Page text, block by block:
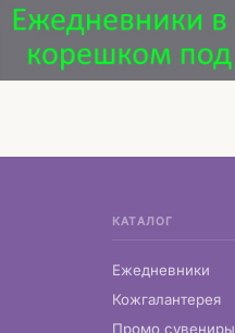
КАТАЛОГ
Ежедневники
Кожгалантерея
Промо сувениры